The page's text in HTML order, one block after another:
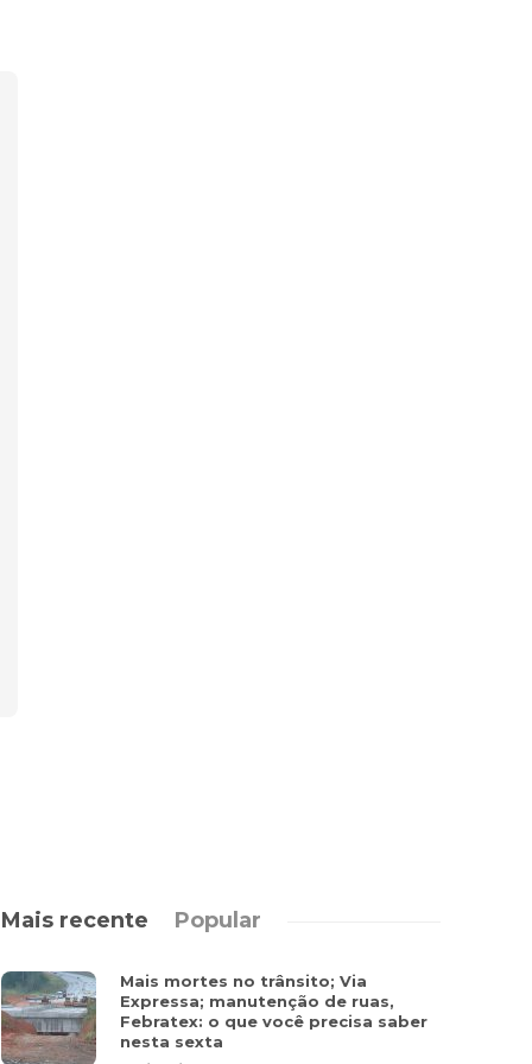
Mais recente Popular
Mais mortes no trânsito; Via
Expressa; manutenção de ruas,
Febratex: o que você precisa saber
nesta sexta